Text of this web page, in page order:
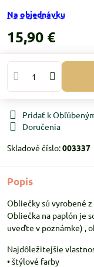
Na objednávku
15,90 €
Pridať k
Doručenia
Skladové číslo:003337
Popis
Obliečky sú vyrobené
Obliečka na paplón je
uveďte v poznámke) ,
Najdôležitejšie
• štýlové farby